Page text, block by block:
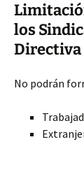
los
Directiva
No podrán